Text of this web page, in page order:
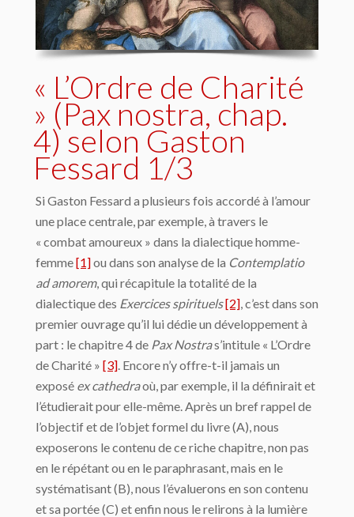
« L’Ordre de Charité
» (Pax nostra, chap.
4) selon Gaston
Fessard 1/3
Si Gaston Fessard a plusieurs fois accordé à l’amour
une place centrale, par exemple, à travers le
« combat amoureux » dans la dialectique homme-
femme[1]ou dans son analyse de la Contemplatio
ad amorem, qui récapitule la totalité de la
dialectique des Exercices spirituels[2] , c’est dans son
premier ouvrage qu’il lui dédie un développement à
part : le chapitre 4 de Pax Nostras’intitule « L’Ordre
de Charité » [3] . Encore n’y offre-t-il jamais un
exposé ex cathedraoù, par exemple, il la définirait et
l’étudierait pour elle-même. Après un bref rappel de
l’objectif et de l’objet formel du livre (A), nous
exposerons le contenu de ce riche chapitre, non pas
en le répétant ou en le paraphrasant, mais en le
systématisant (B), nous l’évaluerons en son contenu
et sa portée (C) et enfin nous le relirons à la lumière